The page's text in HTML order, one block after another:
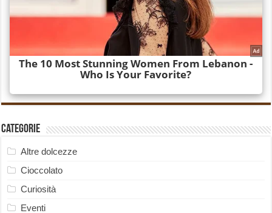
Categorie
Altre dolcezze
Cioccolato
Curiosità
Eventi